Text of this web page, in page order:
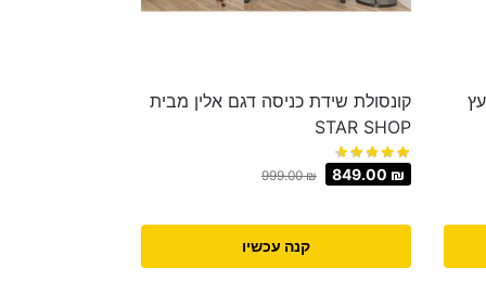
עץ
קונסולת שידת כניסה דגם אלין מבית
STAR SHOP
999.00₪ 849.00 ₪
קנה עכשיו